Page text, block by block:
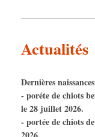
Actualités
Dernières
- poréte de chiots
le 28 juillet 2026.
- portée de chiots